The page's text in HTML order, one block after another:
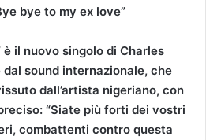
bye to my ex love”
è il nuovo singolo di Charles
sound internazionale, che
dall’artista nigeriano, con
“Siate più forti dei vostri
combattenti contro questa